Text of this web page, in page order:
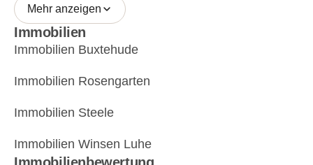
Mehr anzeigen
Immobilien
Immobilien Buxtehude
Immobilien Rosengarten
Immobilien Steele
Immobilien Winsen Luhe